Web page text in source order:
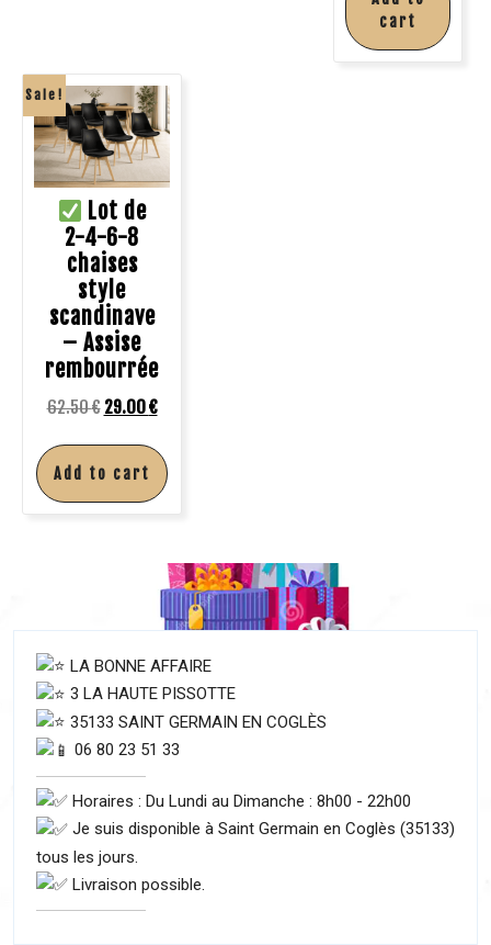
cart
Sale!
Lot de
2-4-6-8
chaises
style
scandinave
– Assise
rembourrée
62.50€ 29.00€
Add to cart
LA BONNE AFFAIRE
3 LA HAUTE PISSOTTE
35133 SAINT GERMAIN EN COGLÈS
06 80 23 51 33
Horaires : Du Lundi au Dimanche : 8h00 - 22h00
Je suis disponible à Saint Germain en Coglès (35133)
tous les jours.
Livraison possible.